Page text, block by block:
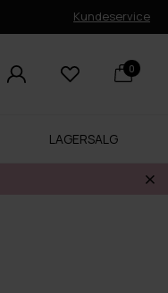
Kundeservice
0
LAGERSALG